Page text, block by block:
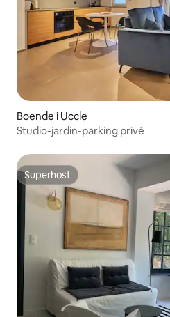
Boende i Uccle
Studio-jardin-parking privé
Superhost
Superhost